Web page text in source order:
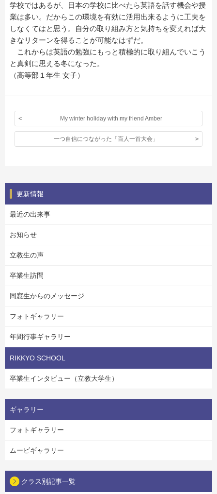
学校ではあるが、日本の学校に比べたら英語を話す機会や授
業は多い。だからこの環境を有効に活用出来るように工夫を
しなくてはと思う。自分の取り組み方と気持ちを変えれば大
きなリターンを得ることが可能なはずだ。
これからは英語の勉強にもっと積極的に取り組んでいこう
と真剣に思える冬になった。
（高等部１年生 女子）
My winter holiday with my friend Amber
一つ自信につながった「百人一首大会」
更新情報
最近の出来事
お知らせ
立教生の声
卒業生訪問
同窓生からのメッセージ
フォトギャラリー
年間行事ギャラリー
RIKKYO SCHOOL
卒業生インタビュー（立教大学生）
ギャラリー
フォトギャラリー
ムービギャラリー
クラス別記事一覧